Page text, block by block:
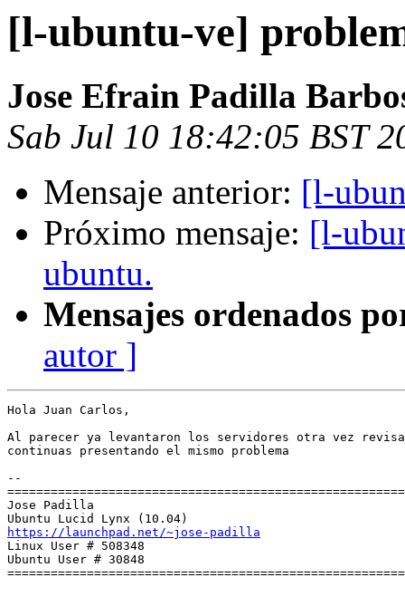
[l-ubuntu-ve]
Jose Efrain Padilla
Sab Jul 10 18:42:05 BST
Mensaje anterior: [l-
Próximo mensaje: [l-
ubuntu.
Mensajes ordenados
autor ]
Hola Juan Carlos,
Al parecer ya levantaron los servidores otra vez
continuas presentando el mismo problema
--
Jose Padilla
https://launchpad.net/~jose-padilla
Linux User # 508348
Ubuntu User # 30848